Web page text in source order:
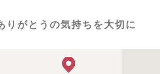
りがとうの気持ちを大切に